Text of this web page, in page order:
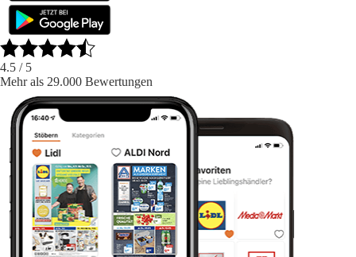
4.5 / 5
Mehr als 29.000 Bewertungen